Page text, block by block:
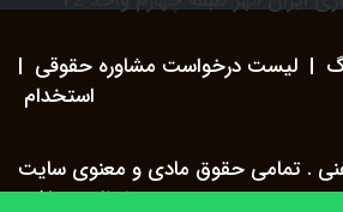
| لیست درخواست مشاوره حقوقی |
استخدام
تلفنی . تمامی حقوق مادی و معنوی سایت
محفوظ می باشد.